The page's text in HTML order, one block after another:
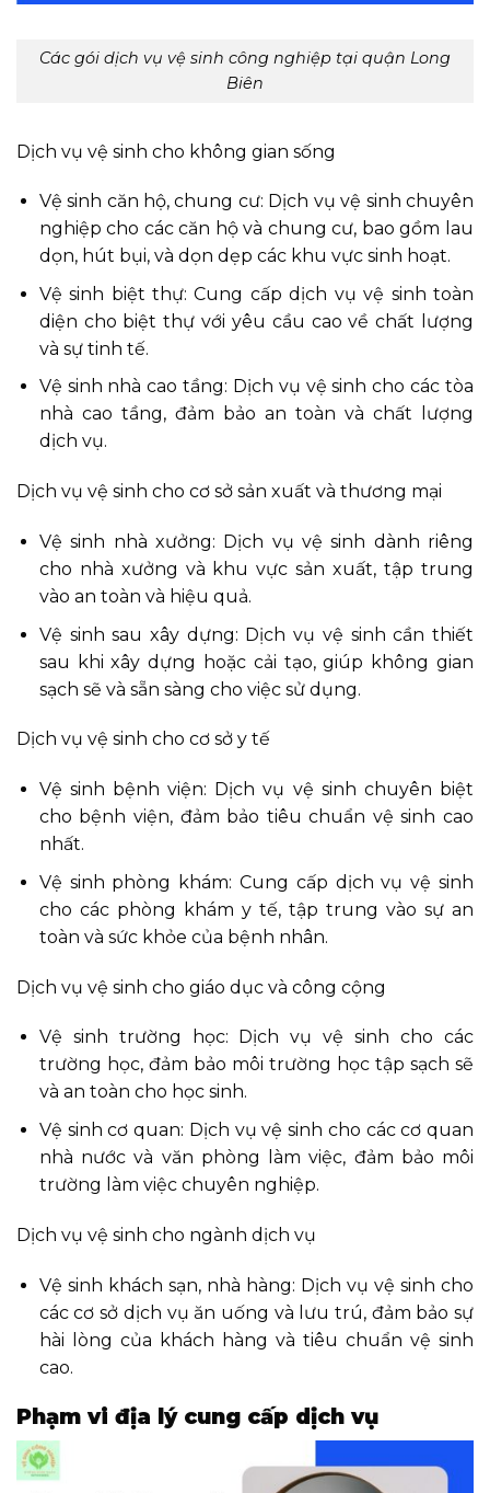
Các gói dịch vụ vệ sinh công nghiệp tại quận Long
Biên
Dịch vụ vệ sinh cho không gian sống
Vệ sinh căn hộ, chung cư: Dịch vụ vệ sinh chuyên
nghiệp cho các căn hộ và chung cư, bao gồm lau
dọn, hút bụi, và dọn dẹp các khu vực sinh hoạt.
Vệ sinh biệt thự: Cung cấp dịch vụ vệ sinh toàn
diện cho biệt thự với yêu cầu cao về chất lượng
và sự tinh tế.
Vệ sinh nhà cao tầng: Dịch vụ vệ sinh cho các tòa
nhà cao tầng, đảm bảo an toàn và chất lượng
dịch vụ.
Dịch vụ vệ sinh cho cơ sở sản xuất và thương mại
Vệ sinh nhà xưởng: Dịch vụ vệ sinh dành riêng
cho nhà xưởng và khu vực sản xuất, tập trung
vào an toàn và hiệu quả.
Vệ sinh sau xây dựng: Dịch vụ vệ sinh cần thiết
sau khi xây dựng hoặc cải tạo, giúp không gian
sạch sẽ và sẵn sàng cho việc sử dụng.
Dịch vụ vệ sinh cho cơ sở y tế
Vệ sinh bệnh viện: Dịch vụ vệ sinh chuyên biệt
cho bệnh viện, đảm bảo tiêu chuẩn vệ sinh cao
nhất.
Vệ sinh phòng khám: Cung cấp dịch vụ vệ sinh
cho các phòng khám y tế, tập trung vào sự an
toàn và sức khỏe của bệnh nhân.
Dịch vụ vệ sinh cho giáo dục và công cộng
Vệ sinh trường học: Dịch vụ vệ sinh cho các
trường học, đảm bảo môi trường học tập sạch sẽ
và an toàn cho học sinh.
Vệ sinh cơ quan: Dịch vụ vệ sinh cho các cơ quan
nhà nước và văn phòng làm việc, đảm bảo môi
trường làm việc chuyên nghiệp.
Dịch vụ vệ sinh cho ngành dịch vụ
Vệ sinh khách sạn, nhà hàng: Dịch vụ vệ sinh cho
các cơ sở dịch vụ ăn uống và lưu trú, đảm bảo sự
hài lòng của khách hàng và tiêu chuẩn vệ sinh
cao.
Phạm vi địa lý cung cấp dịch vụ